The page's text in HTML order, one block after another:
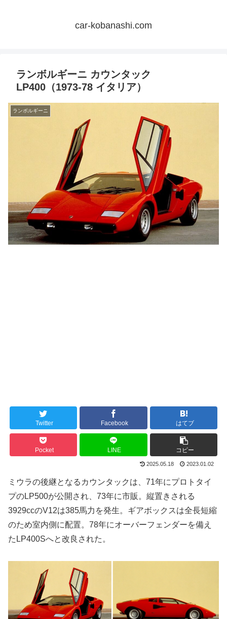
car-kobanashi.com
ランボルギーニ カウンタック
LP400（1973-78 イタリア）
ランボルギーニ
Twitter Facebook はてブ
Pocket LINE コピー
2025.05.18 2023.01.02
ミウラの後継となるカウンタックは、71年にプロトタイ
プのLP500が公開され、73年に市販。縦置きされる
3929ccのV12は385馬力を発生。ギアボックスは全長短縮
のため室内側に配置。78年にオーバーフェンダーを備え
たLP400Sへと改良された。